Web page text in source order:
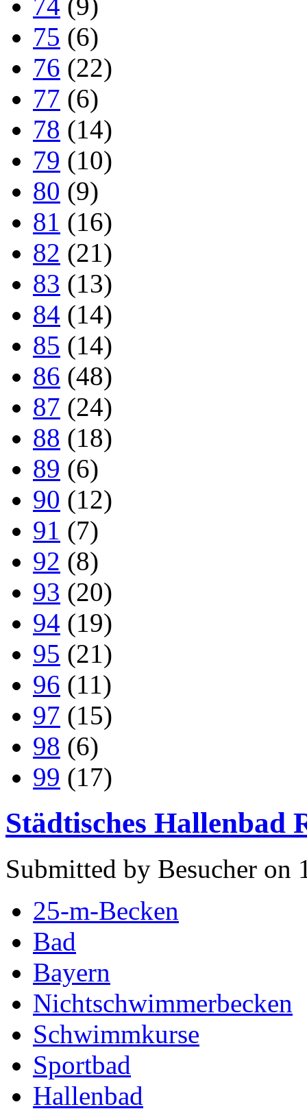
75 (6)
76 (22)
77 (6)
78 (14)
79 (10)
80 (9)
81 (16)
82 (21)
83 (13)
84 (14)
85 (14)
86 (48)
87 (24)
88 (18)
89 (6)
90 (12)
91 (7)
92 (8)
93 (20)
94 (19)
95 (21)
96 (11)
97 (15)
98 (6)
99 (17)
Städtisches Hallenbad
Submitted by Besucher on
25-m-Becken
Bad
Bayern
Nichtschwimmerbecken
Schwimmkurse
Sportbad
Hallenbad